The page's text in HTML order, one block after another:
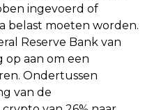
ingevoerd of
belast moeten worden.
Reserve Bank van
op aan om een
Ondertussen
van de